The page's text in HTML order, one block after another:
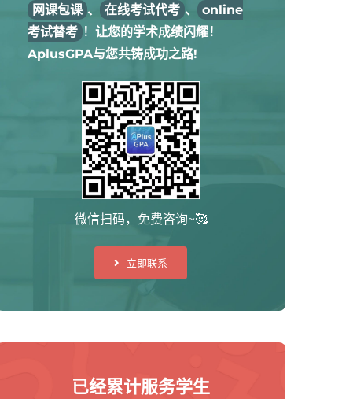
网课包课 、 在线考试代考 、
online
考试替考 ！让您的学术成绩闪耀！
AplusGPA与您共铸成功之路!
微信扫码，免费咨询~🥰
立即联系
已经累计服务学生